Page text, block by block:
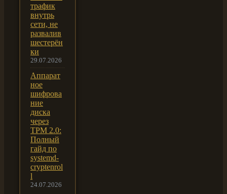
трафик
внутрь
сети, не
развалив
шестерён
ки
29.07.2026
Аппарат
ное
шифрова
ние
диска
через
TPM 2.0:
Полный
гайд по
systemd-
cryptenrol
l
24.07.2026